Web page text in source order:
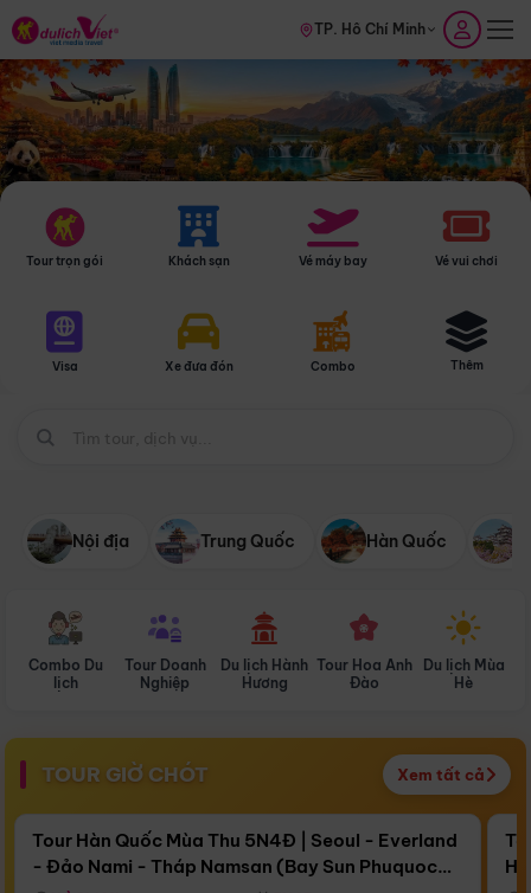
TP. Hồ Chí Minh
Tour trọn gói Khách sạn Vé máy bay Vé vui chơi
Visa Xe đưa đón Combo Thêm
Nội địa Trung Quốc Hàn Quốc
Combo Du
lịch
Tour Doanh
Nghiệp
Du lịch Hành
Hương
Tour Hoa Anh
Đào
Du lịch Mùa
Hè
TOUR GIỜ CHÓT Xem tất cả
Còn17 ngày 06:50:41
Bay Sun Phuquoc Airways
Điểm nổi bật
Tour Hàn Quốc Mùa Thu 5N4Đ | Seoul - Everland
- Đảo Nami - Tháp Namsan (Bay Sun Phuquoc